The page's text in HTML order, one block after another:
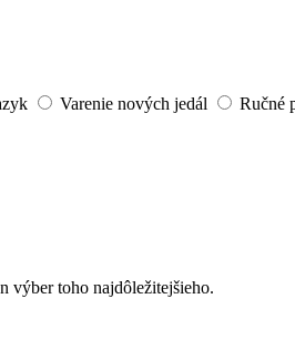
Varenie nových jedál Ručné
výber toho najdôležitejšieho.